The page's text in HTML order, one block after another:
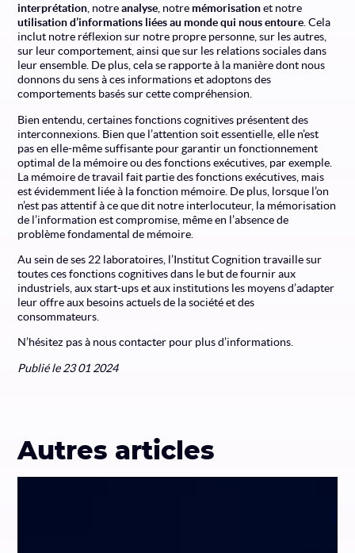
interprétation , notreanalyse , notre mémorisationet notre
utilisation d’informations liées au monde qui nous entoure . Cela
inclut notre réflexion sur notre propre personne, sur les autres,
sur leur comportement, ainsi que sur les relations socialesdans
leur ensemble. De plus, cela se rapporte à la manière dont nous
donnons du sens à ces informations et adoptons des
comportements basés sur cette compréhension.
Bien entendu, certaines fonctions cognitives présentent des
interconnexions. Bien que l’attention soit essentielle, elle n’est
pas en elle-même suffisante pour garantir un fonctionnement
optimal de la mémoire ou des fonctions exécutives, par exemple.
La mémoire de travail fait partie des fonctions exécutives, mais
est évidemment liée à la fonction mémoire. De plus, lorsque l’on
n’est pas attentif à ce que dit notre interlocuteur, la mémorisation
de l’information est compromise, même en l’absence de
problème fondamental de mémoire.
Au sein de ses 22 laboratoires, l’Institut Cognition travaille sur
toutes ces fonctions cognitives dans le but de fournir aux
industriels, aux start-ups et aux institutions les moyens d’adapter
leur offre aux besoins actuels de la société et des
consommateurs.
N’hésitez pas à nous contacter pour plus d’informations.
Publié le 23 01 2024
Autres articles